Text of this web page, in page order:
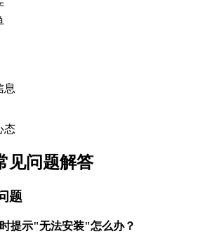
息
态
见问题解答
题
提示"无法安装"怎么办？